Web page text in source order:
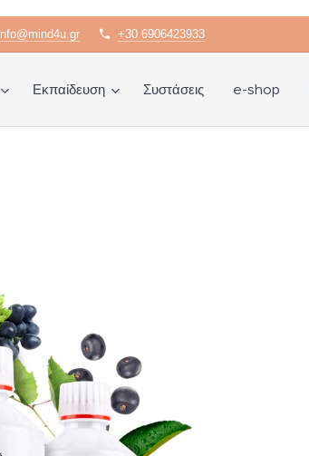
+30 6906423933
Εκπαίδευση Συστάσεις e-shop